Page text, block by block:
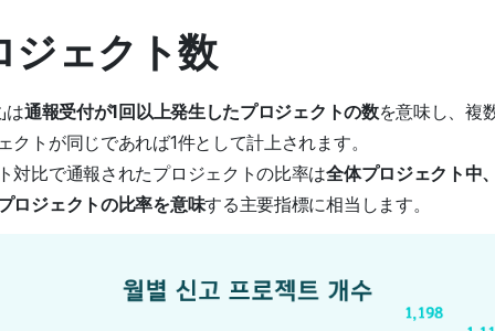
ジェクト数
は通報受付が1回以上発生したプロジェクトの数を意味し、複
クトが同じであれば1件として計上されます。
対比で通報されたプロジェクトの比率は全体プロジェクト中
ロジェクトの比率を意味する主要指標に相当します。